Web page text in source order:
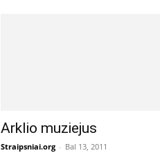
Arklio muziejus
Straipsniai.org - Bal 13, 2011